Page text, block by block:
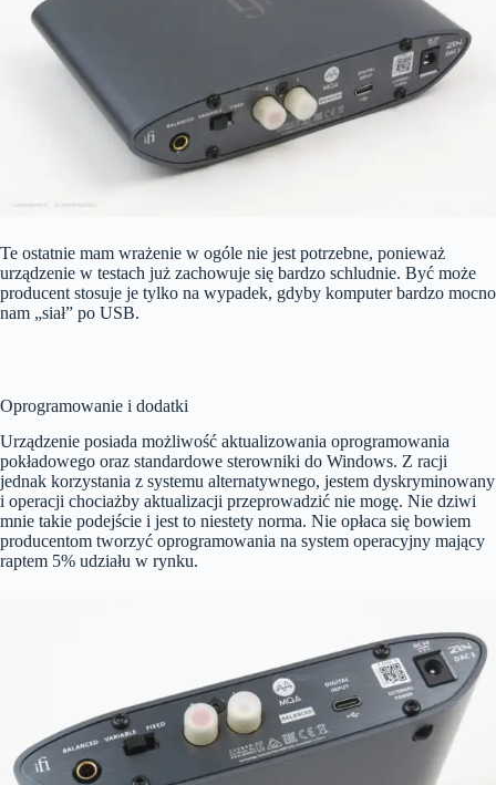
Te ostatnie mam wrażenie w ogóle nie jest potrzebne, ponieważ
urządzenie w testach już zachowuje się bardzo schludnie. Być może
producent stosuje je tylko na wypadek, gdyby komputer bardzo mocno
nam „siał” po USB.
Oprogramowanie i dodatki
Urządzenie posiada możliwość aktualizowania oprogramowania
pokładowego oraz standardowe sterowniki do Windows. Z racji
jednak korzystania z systemu alternatywnego, jestem dyskryminowany
i operacji chociażby aktualizacji przeprowadzić nie mogę. Nie dziwi
mnie takie podejście i jest to niestety norma. Nie opłaca się bowiem
producentom tworzyć oprogramowania na system operacyjny mający
raptem 5% udziału w rynku.